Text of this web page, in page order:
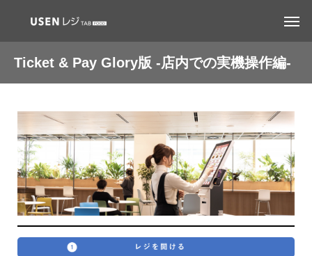
Ticket & Pay Glory版 -店内での実機操作編-